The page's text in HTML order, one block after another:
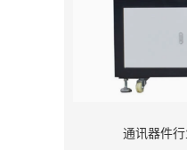
通讯器件